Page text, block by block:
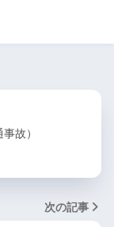
故）
次の記事